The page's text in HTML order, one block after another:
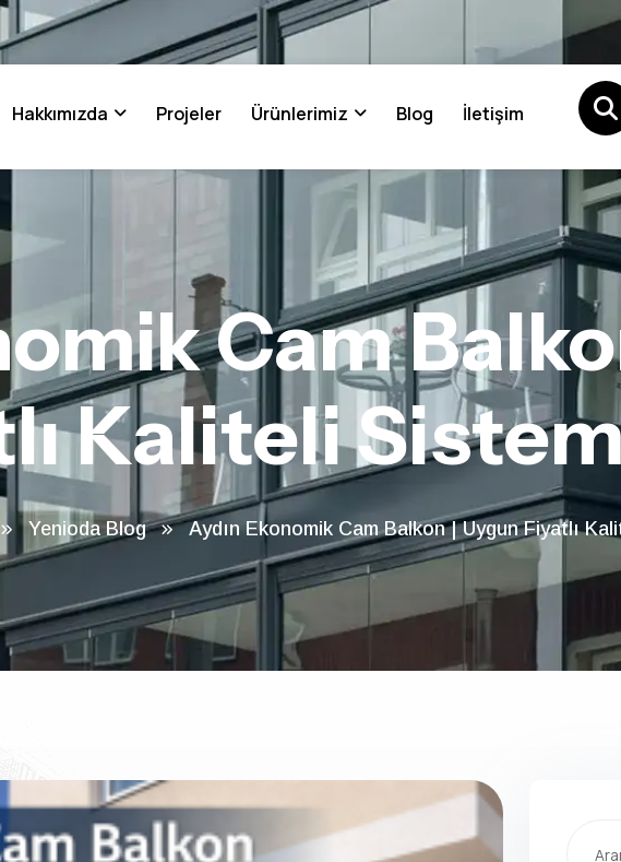
Hakkımızda Projeler Ürünlerimiz Blog İletişim
Cam
Kaliteli
Yenioda Blog Aydın Ekonomik Cam Balkon | Uygun Fiyatlı